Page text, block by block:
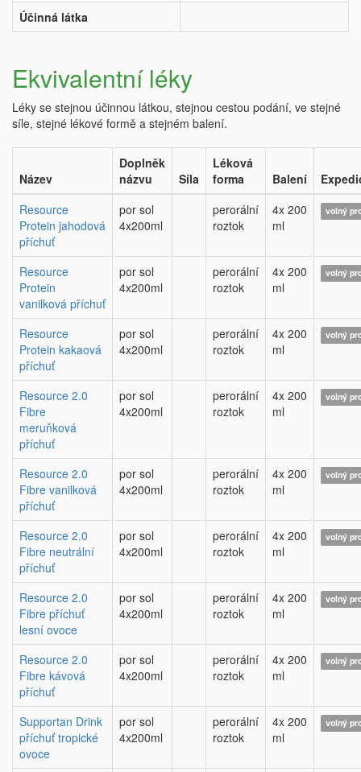
Účinná látka
Ekvivalentní léky
Léky se stejnou účinnou látkou, stejnou cestou podání, ve stejné
síle, stejné lékové formě a stejném balení.
Název
Doplněk
názvu
Síla
Léková
forma
Balení
Resource
Protein jahodová
příchuť
por sol
4x200ml
perorální
roztok
4x 200
ml
volný
Resource
Protein
vanilková příchuť
por sol
4x200ml
perorální
roztok
4x 200
ml
volný
Resource
Protein kakaová
příchuť
por sol
4x200ml
perorální
roztok
4x 200
ml
volný
Resource 2.0
Fibre
meruňková
příchuť
por sol
4x200ml
perorální
roztok
4x 200
ml
volný
Resource 2.0
Fibre vanilková
příchuť
por sol
4x200ml
perorální
roztok
4x 200
ml
volný
Resource 2.0
Fibre neutrální
příchuť
por sol
4x200ml
perorální
roztok
4x 200
ml
volný
Resource 2.0
Fibre příchuť
lesní ovoce
por sol
4x200ml
perorální
roztok
4x 200
ml
volný
Resource 2.0
Fibre kávová
příchuť
por sol
4x200ml
perorální
roztok
4x 200
ml
volný
Supportan Drink
příchuť tropické
ovoce
por sol
4x200ml
perorální
roztok
4x 200
ml
volný